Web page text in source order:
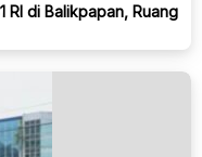
RI di Balikpapan, Ruang